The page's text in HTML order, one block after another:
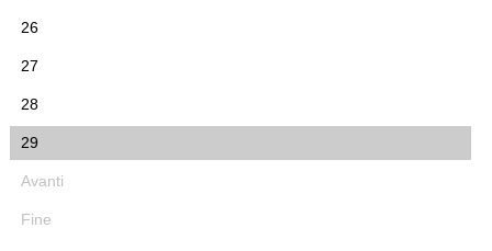
26
27
28
29
Avanti
Fine